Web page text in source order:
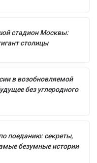
стадион Москвы:
столицы
в возобновляемой
без углеродного
поеданию: секреты,
безумные истории